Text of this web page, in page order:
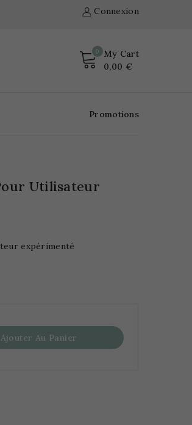
Connexion
0
My Cart
0,00 €
Promotions
Utilisateur
expérimenté
Ajouter Au Panier